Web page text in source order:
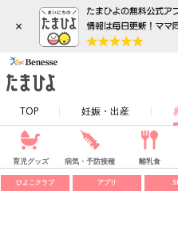
×
TOP 妊娠・出産
育児グッズ 病気・予防接種 離乳食
ひよこクラブ アプリ